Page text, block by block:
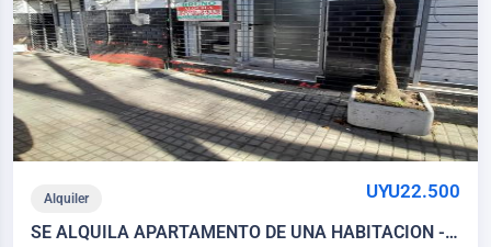
Alquiler UYU22.500
SE ALQUILA APARTAMENTO DE UNA HABITACION -